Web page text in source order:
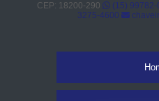
CEP: 18200-290
(15) 99782-
3275-4600